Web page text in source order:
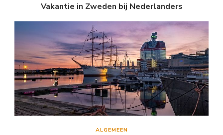
Vakantie in Zweden bij Nederlanders
ALGEMEEN